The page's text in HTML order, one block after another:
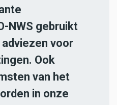
NWS gebruikt
voor
Ook
van het
in onze